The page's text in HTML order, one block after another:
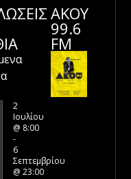
2
Ιουλίου
@ 8:00
-
6
Σεπτεμβρίου
@ 23:00
ΑΚΟΥ
99.6
FM